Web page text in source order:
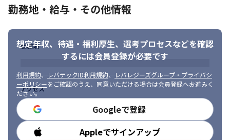
勤務地・給与・その他情報
想定年収、待遇・福利厚生、 選考プロセスなどを確認
するには会員登録が必要です
利用規約、 レバテックID利用規約、
レバレジーズグループ・プライバシ
ーポリシーをご確認のうえ、同意いただける場合は会員登録へお進みく
ださい。
Googleで登録
Appleでサインアップ
勤務地
アクセス
勤務時間